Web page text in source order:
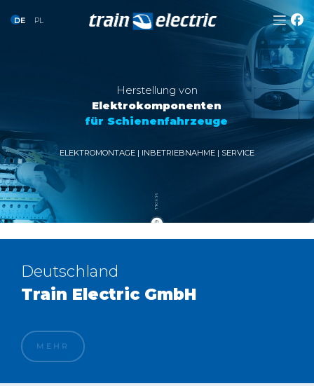
InhaltDE PL
Herstellung von
Elektrokomponenten
für Schienenfahrzeuge
ELEKTROMONTAGE | INBETRIEBNAHME | SERVICE
Deutschland
Train Electric GmbH
MEHR